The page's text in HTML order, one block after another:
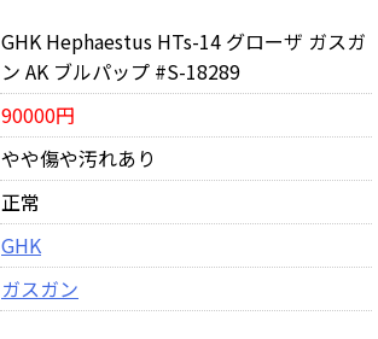
GHK Hephaestus HTs-14 グローザ ガスガ
ン AK ブルパップ #S-18289
90000円
やや傷や汚れあり
正常
GHK
ガスガン